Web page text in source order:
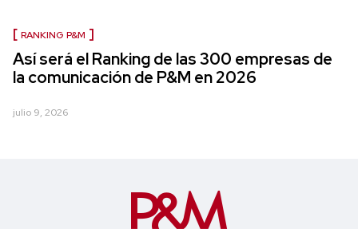
RANKING P&M
Así será el Ranking de las 300 empresas de
la comunicación de P&M en 2026
julio 9, 2026